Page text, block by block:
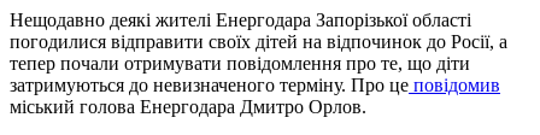
Нещодавно деякі жителі Енергодара Запорізької області
погодилися відправити своїх дітей на відпочинок до Росії, а
тепер почали отримувати повідомлення про те, що діти
затримуються до невизначеного терміну. Про це повідомив
міський голова Енергодара Дмитро Орлов.